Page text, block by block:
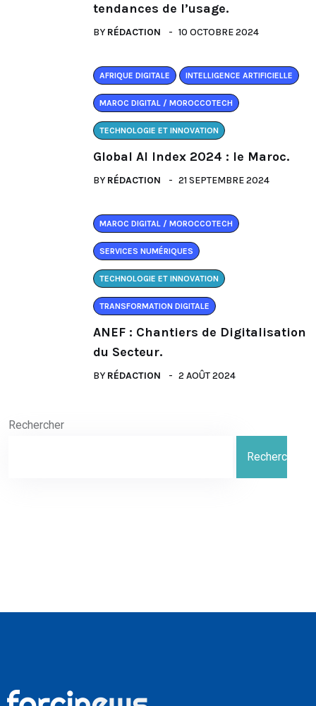
tendances de l’usage.
BY RÉDACTION 10 OCTOBRE 2024
AFRIQUE DIGITALE INTELLIGENCE ARTIFICIELLE
MAROC DIGITAL / MOROCCOTECH
TECHNOLOGIE ET INNOVATION
Global AI Index 2024 : le Maroc.
BY RÉDACTION 21 SEPTEMBRE 2024
MAROC DIGITAL / MOROCCOTECH
SERVICES NUMÉRIQUES
TECHNOLOGIE ET INNOVATION
TRANSFORMATION DIGITALE
ANEF : Chantiers de Digitalisation
du Secteur.
BY RÉDACTION 2 AOÛT 2024
Rechercher
Rechercher